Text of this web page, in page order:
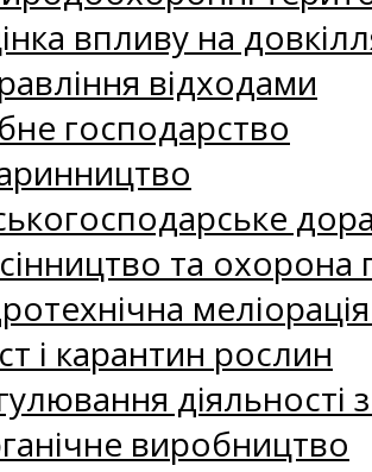
впливу на
відходами
господарство
та
і карантин рослин
виробництво